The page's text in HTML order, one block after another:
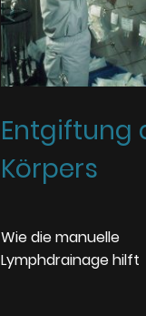
Entgiftung
Körpers
Wie die manuelle
Lymphdrainage hilft